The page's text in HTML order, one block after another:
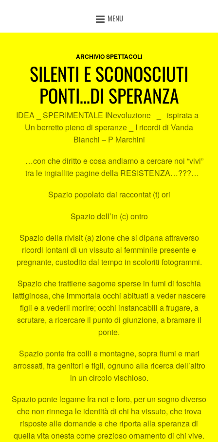
MENU
ARCHIVIO SPETTACOLI
SILENTI E SCONOSCIUTI
PONTI…DI SPERANZA
IDEA _ SPERIMENTALE INevoluzione _ ispirata a
Un berretto pieno di speranze _ I ricordi di Vanda
Bianchi – P Marchini
…con che diritto e cosa andiamo a cercare noi “vivi”
tra le ingiallite pagine della RESISTENZA…???…
Spazio popolato dai raccontat (t) ori
Spazio dell’in (c) ontro
Spazio della rivisit (a) zione che si dipana attraverso
ricordi lontani di un vissuto al femminile presente e
pregnante, custodito dal tempo in scoloriti fotogrammi.
Spazio che trattiene sagome sperse in fumi di foschia
lattiginosa, che immortala occhi abituati a veder nascere
figli e a vederli morire; occhi instancabili a frugare, a
scrutare, a ricercare il punto di giunzione, a bramare il
ponte.
Spazio ponte fra colli e montagne, sopra fiumi e mari
arrossati, fra genitori e figli, ognuno alla ricerca dell’altro
in un circolo vischioso.
Spazio ponte legame fra noi e loro, per un sogno diverso
che non rinnega le identità di chi ha vissuto, che trova
risposte alle domande e che riporta alla speranza di
quella vita onesta come prezioso ornamento di chi vive.